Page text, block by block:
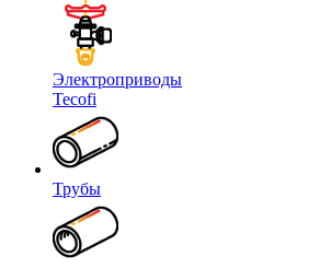
Электроприводы
Tecofi
Трубы